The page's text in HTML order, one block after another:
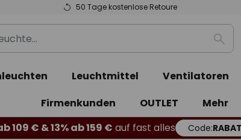
50 Tage kostenlose Retoure
Suche
Leuchtmittel Ventilatoren
Firmenkunden
OUTLET
Mehr
109 € & 13% ab 159 € auf fast alles Code: